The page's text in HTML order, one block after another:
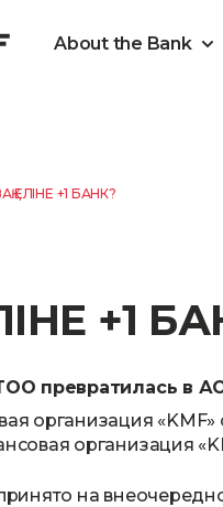
About the Bank
ЕЛІНЕ +1 БАНК?
+1
превратилась в
организация
организация
на